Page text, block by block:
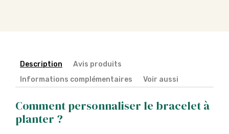
Description
Avis produits
Informations complémentaires
Voir aussi
Comment personnaliser le bracelet à
planter ?